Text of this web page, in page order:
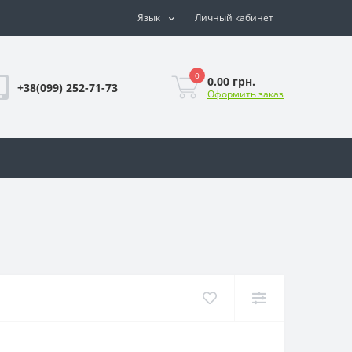
Язык Личный кабинет
+38(099) 252-71-73
0 0.00 грн.
Оформить заказ